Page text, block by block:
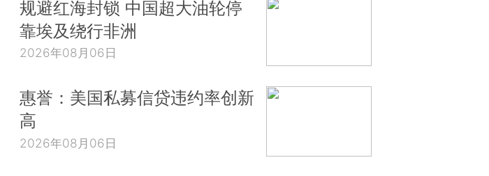
规避红海封锁 中国超大油轮停
靠埃及绕行非洲
2026年08月06日
惠誉：美国私募信贷违约率创新
高
2026年08月06日